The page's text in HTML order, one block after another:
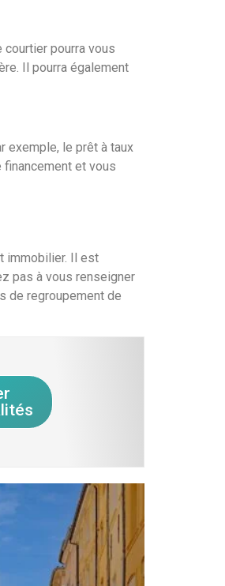
pourra vous
Il pourra également
exemple, le prêt à taux
et vous
immobilier. Il est
pas à vous renseigner
de regroupement de